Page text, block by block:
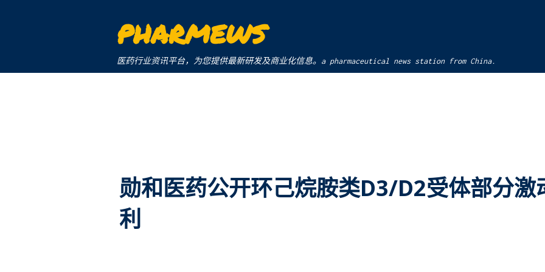
PHARMEWS
医药行业资讯平台，为您提供最新研发及商业化信息。a pharmaceutical news station from China.
勋和医药公开环己烷胺类D3/D2受体部分激
利